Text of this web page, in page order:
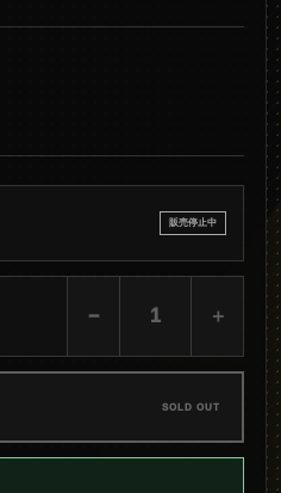
販売停止中
− ＋
SOLD OUT